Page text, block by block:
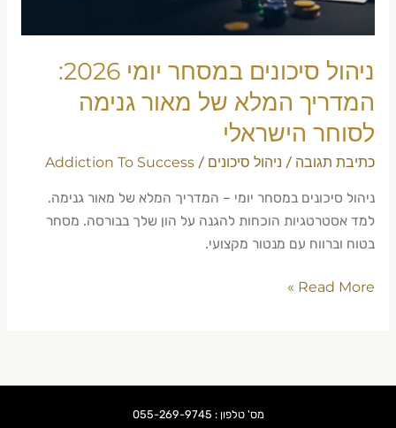
ניהול סיכונים במסחר יומי 2026:
המדריך המלא של מאור גנימה
לסוחר הישראלי
כתיבת תגובה / ניהול סיכונים /
Addiction To Success
ניהול סיכונים במסחר יומי – המדריך המלא של מאור גנימה.
למד אסטרטגיות הוכחות להגנה על הון שלך בבורסה. מסחר
בטוח וברווח עם מנטור מקצועי.
מאור
לסוחר
הישראלי
Read More »
מס' טלפון : 055-269-9745